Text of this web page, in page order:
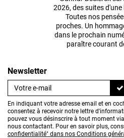
2026, des suites
Toutes nos
proches. Un
dans le prochain
paraître courant
Newsletter
En indiquant votre adresse email et en
consentez à recevoir notre lettre
pouvez vous désinscrire à tout moment
nous contactant. Pour en savoir plus,
confidentialité" dans nos Conditions